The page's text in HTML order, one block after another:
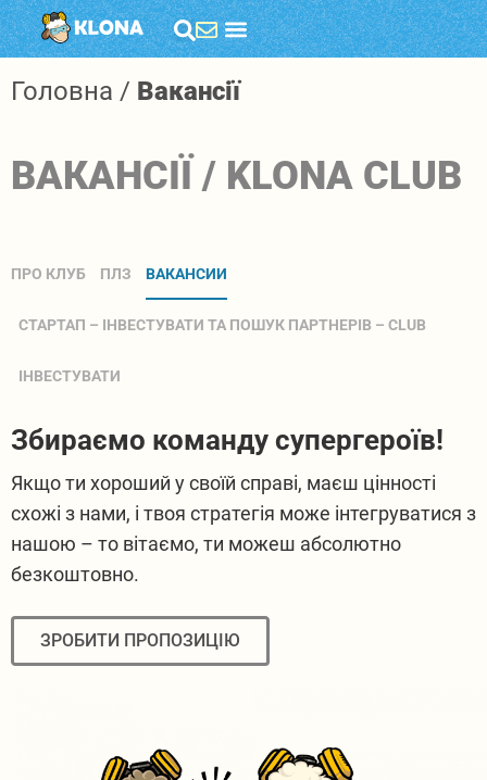
Головна / Вакансії
ВАКАНСІЇ / KLONA CLUB
ПРО КЛУБ ПЛЗ ВАКАНСИИ
СТАРТАП – ІНВЕСТУВАТИ ТА ПОШУК ПАРТНЕРІВ – CLUB
ІНВЕСТУВАТИ
Збираємо команду супергероїв!
Якщо ти хороший у своїй справі, маєш цінності
схожі з нами, і твоя стратегія може інтегруватися з
нашою – то вітаємо, ти можеш абсолютно
безкоштовно.
ЗРОБИТИ ПРОПОЗИЦІЮ